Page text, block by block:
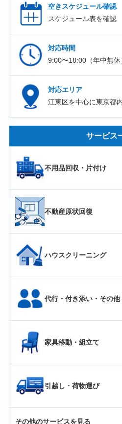
空きスケジュール確認
スケジュール表を確認
対応時間
9:00〜18:00（年中無休
対応エリア
江東区を中心に東京都
サービス
不用品回収・片付け
不動産原状回復
ハウスクリーニング
代行・付き添い・その他
家具移動・組立て
引越し・荷物運び
その他のサービスを見る